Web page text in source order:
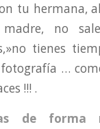
tu hermana,
no
tienes
fotografía …
!!! .
de forma